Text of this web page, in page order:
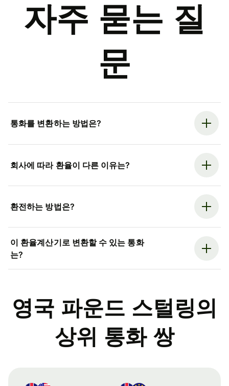
자주 묻는 질
문
통화를 변환하는 방법은?
회사에 따라 환율이 다른 이유는?
환전하는 방법은?
이 환율계산기로 변환할 수 있는 통화
는?
영국 파운드 스털링의
상위 통화 쌍